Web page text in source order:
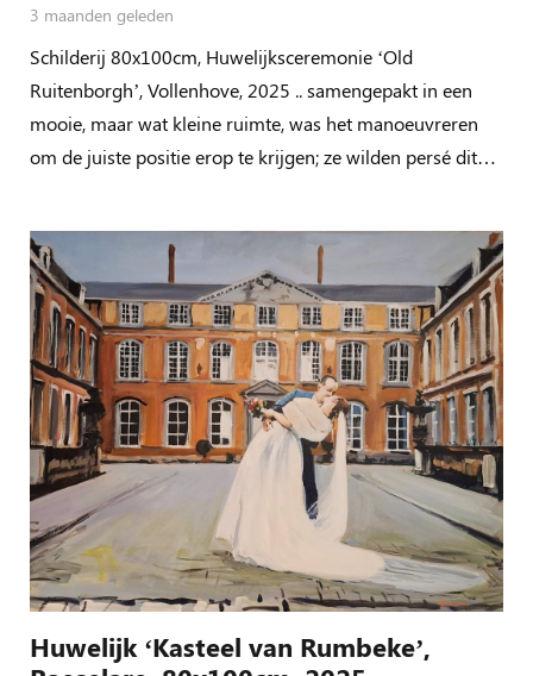
3 maanden geleden
Schilderij 80x100cm, Huwelijksceremonie ‘Old
Ruitenborgh’, Vollenhove, 2025 .. samengepakt in een
mooie, maar wat kleine ruimte, was het manoeuvreren
om de juiste positie erop te krijgen; ze wilden persé dit…
Huwelijk ‘Kasteel van Rumbeke’,